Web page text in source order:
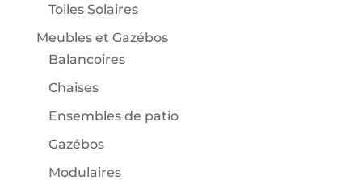
Toiles Solaires
Meubles et Gazébos
Balancoires
Chaises
Ensembles de patio
Gazébos
Modulaires